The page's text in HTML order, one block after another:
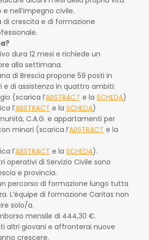
nell’impegno civile.
di crescita e di formazione
dura 12 mesi e richiede un
alla settimana.
di Brescia propone 59 posti in
e di assistenza in quattro ambiti:
(scarica l’ABSTRACT e laSCHEDA)
l’ABSTRACT e laSCHEDA)
C.A.G. e appartamenti per
minori (scarica l’ABSTRACT e la
l’ABSTRACT e laSCHEDA).
operativi di Servizio Civile sono
e provincia.
percorso di formazione lungo tutta
L’équipe di formazione Caritas non
solo/a.
mensile di 444,30 €.
altri giovani e affronterai nuove
crescere.